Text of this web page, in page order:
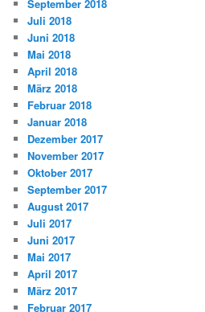
September 2018
Juli 2018
Juni 2018
Mai 2018
April 2018
März 2018
Februar 2018
Januar 2018
Dezember 2017
November 2017
Oktober 2017
September 2017
August 2017
Juli 2017
Juni 2017
Mai 2017
April 2017
März 2017
Februar 2017